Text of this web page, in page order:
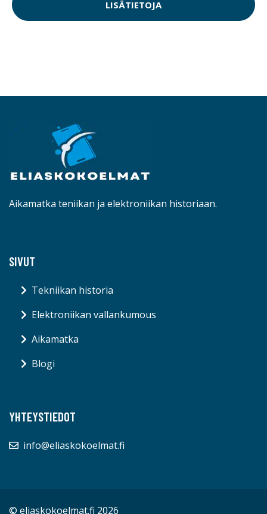
LISÄTIETOJA
Aikamatka teniikan ja elektroniikan historiaan.
SIVUT
Tekniikan historia
Elektroniikan vallankumous
Aikamatka
Blogi
YHTEYSTIEDOT
info@eliaskokoelmat.fi
© eliaskokoelmat.fi 2026